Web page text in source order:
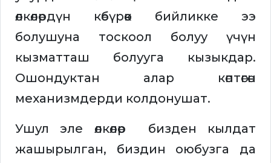
өлкөлөрдүн көбүрөөк бийликке ээ
болушуна тоскоол болуу үчүн
кызматташ болууга кызыкдар.
Ошондуктан алар көптөгөн
механизмдерди колдонушат.
Ушул эле өлкөлөр бизден кылдат
жашырылган, биздин оюбузга да